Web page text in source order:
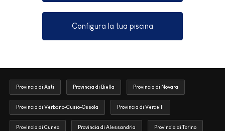
Configura la tua piscina
Provincia di Asti Provincia di Biella Provincia di Novara
Provincia di Verbano-Cusio-Ossola Provincia di Vercelli
Provincia di Cuneo Provincia di Alessandria Provincia di Torino